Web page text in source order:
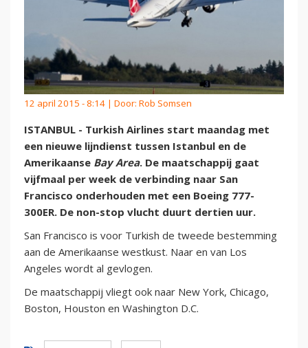
12 april 2015 - 8:14 | Door: Rob Somsen
ISTANBUL - Turkish Airlines start maandag met
een nieuwe lijndienst tussen Istanbul en de
Amerikaanse Bay Area. De maatschappij gaat
vijfmaal per week de verbinding naar San
Francisco onderhouden met een Boeing 777-
300ER. De non-stop vlucht duurt dertien uur.
San Francisco is voor Turkish de tweede bestemming
aan de Amerikaanse westkust. Naar en van Los
Angeles wordt al gevlogen.
De maatschappij vliegt ook naar New York, Chicago,
Boston, Houston en Washington D.C.